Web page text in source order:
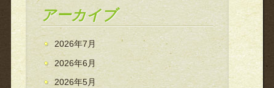
アーカイブ
2026年7月
2026年6月
2026年5月